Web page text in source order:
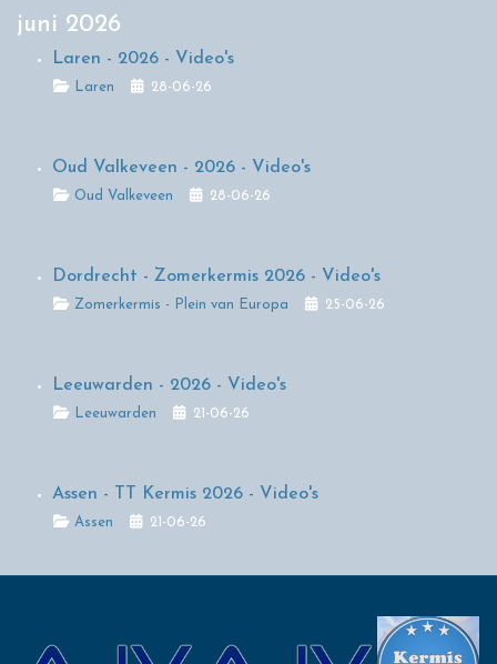
juni 2026
Laren - 2026 - Video's
Details
Laren 28-06-26
Oud Valkeveen - 2026 - Video's
DetailsOud Valkeveen 28-06-26
Dordrecht - Zomerkermis 2026 - Video's
Details
Zomerkermis - Plein van Europa 25-06-26
Leeuwarden - 2026 - Video's
DetailsLeeuwarden 21-06-26
Assen - TT Kermis 2026 - Video's
Details
Assen 21-06-26